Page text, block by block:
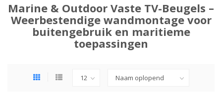
Marine & Outdoor Vaste TV-Beugels –
Weerbestendige wandmontage voor
buitengebruik en maritieme
toepassingen